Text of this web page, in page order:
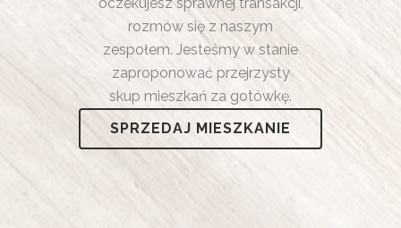
rozmów się z naszym
zespołem. Jesteśmy w stanie
zaproponować przejrzysty
skup mieszkań za gotówkę.
SPRZEDAJ MIESZKANIE